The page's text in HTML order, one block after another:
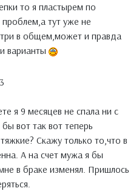
то я пластырем по
проблем,а тут уже не
в общем,может и правда
варианты
я 9 месяцев не спала ни с
вот так вот теперь
Скажу только то,что в
А на счет мужа я бы
в браке изменял. Пришлось